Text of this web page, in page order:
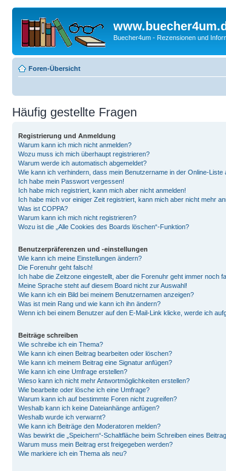
Buecher4um - Rezensionen und
Foren-Übersicht
Häufig gestellte Fragen
Registrierung und Anmeldung
Warum kann ich mich nicht anmelden?
Wozu muss ich mich überhaupt registrieren?
Warum werde ich automatisch abgemeldet?
Wie kann ich verhindern, dass mein Benutzername in der Online-Liste
Ich habe mein Passwort vergessen!
Ich habe mich registriert, kann mich aber nicht anmelden!
Ich habe mich vor einiger Zeit registriert, kann mich aber nicht mehr
Was ist COPPA?
Warum kann ich mich nicht registrieren?
Wozu ist die „Alle Cookies des Boards löschen“-Funktion?
Benutzerpräferenzen und -einstellungen
Wie kann ich meine Einstellungen ändern?
Die Forenuhr geht falsch!
Ich habe die Zeitzone eingestellt, aber die Forenuhr geht immer noch
Meine Sprache steht auf diesem Board nicht zur Auswahl!
Wie kann ich ein Bild bei meinem Benutzernamen anzeigen?
Was ist mein Rang und wie kann ich ihn ändern?
Wenn ich bei einem Benutzer auf den E-Mail-Link klicke, werde ich
Beiträge schreiben
Wie schreibe ich ein Thema?
Wie kann ich einen Beitrag bearbeiten oder löschen?
Wie kann ich meinem Beitrag eine Signatur anfügen?
Wie kann ich eine Umfrage erstellen?
Wieso kann ich nicht mehr Antwortmöglichkeiten erstellen?
Wie bearbeite oder lösche ich eine Umfrage?
Warum kann ich auf bestimmte Foren nicht zugreifen?
Weshalb kann ich keine Dateianhänge anfügen?
Weshalb wurde ich verwarnt?
Wie kann ich Beiträge den Moderatoren melden?
Was bewirkt die „Speichern“-Schaltfläche beim Schreiben eines
Warum muss mein Beitrag erst freigegeben werden?
Wie markiere ich ein Thema als neu?